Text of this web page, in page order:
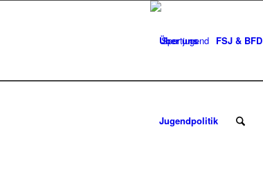
Über uns FSJ & BFD
Jugendpolitik